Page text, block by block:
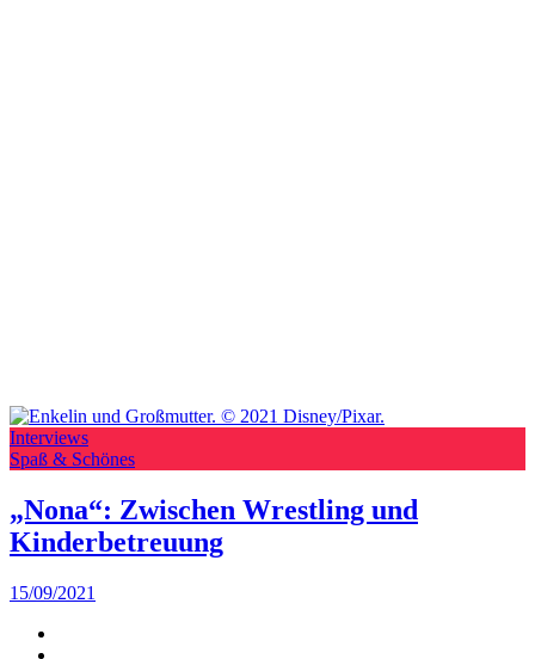
Interviews
Spaß & Schönes
„Nona“: Zwischen Wrestling und
Kinderbetreuung
15/09/2021